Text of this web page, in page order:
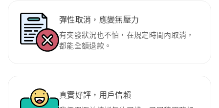
彈性取消，應變無壓力
有突發狀況也不怕，在規定時間內取消，
都能全額退款。
真實好評，用戶信賴